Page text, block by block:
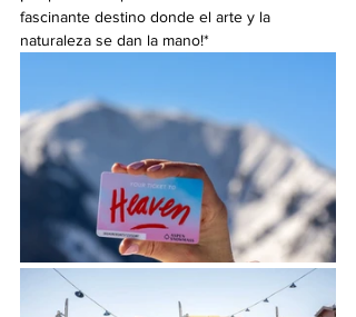
fascinante destino donde el arte y la
naturaleza se dan la mano!*